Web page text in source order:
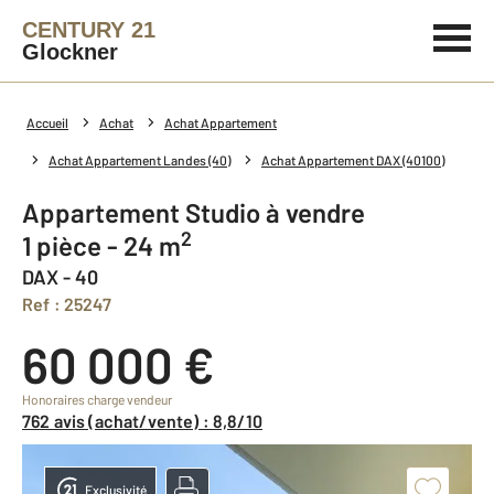
CENTURY 21
Glockner
Accueil Achat Achat Appartement
Achat Appartement Landes (40) Achat Appartement DAX (40100)
Appartement Studio à vendre
1 pièce - 24 m2
DAX - 40
Ref : 25247
60 000 €
Honoraires charge vendeur
762 avis (achat/vente) : 8,8/10
Exclusivité